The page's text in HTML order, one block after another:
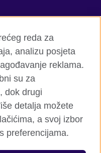
Flickr
reda za
analizu posjeta
reklama.
su za
dok drugi
detalja možete
a svoj izbor
preferencijama.